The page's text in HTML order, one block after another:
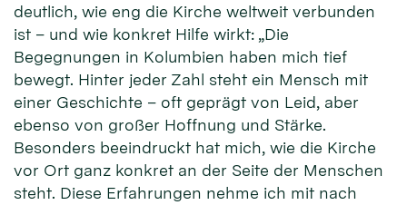
deutlich, wie eng die Kirche weltweit verbunden
ist – und wie konkret Hilfe wirkt: „Die
Begegnungen in Kolumbien haben mich tief
bewegt. Hinter jeder Zahl steht ein Mensch mit
einer Geschichte – oft geprägt von Leid, aber
ebenso von großer Hoffnung und Stärke.
Besonders beeindruckt hat mich, wie die Kirche
vor Ort ganz konkret an der Seite der Menschen
steht. Diese Erfahrungen nehme ich mit nach